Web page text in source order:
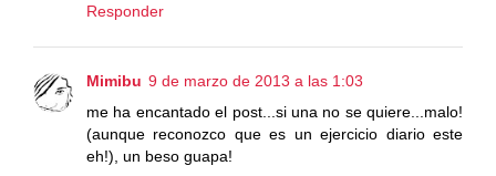
Responder
Mimibu 9 de marzo de 2013 a las 1:03
me ha encantado el post...si una no se quiere...malo!
(aunque reconozco que es un ejercicio diario este
eh!), un beso guapa!